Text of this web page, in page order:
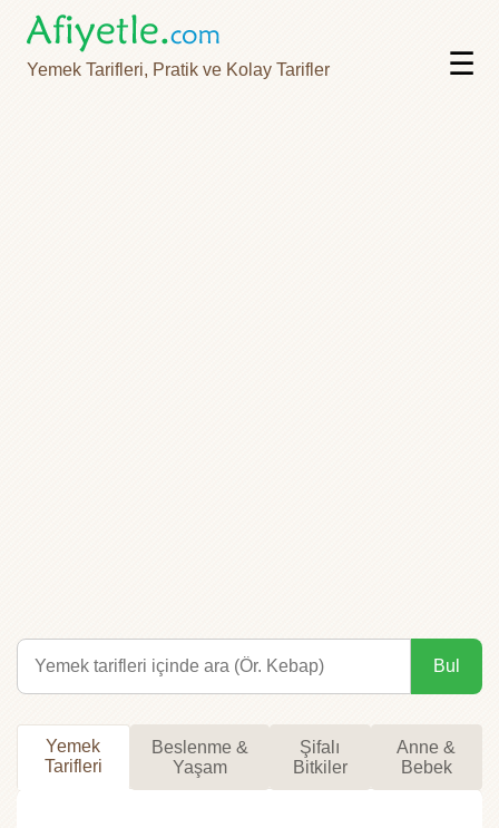
Yemek Tarifleri, Pratik ve Kolay Tarifler ☰
Bul
Yemek
Tarifleri
Beslenme &
Yaşam
Şifalı
Bitkiler
Anne &
Bebek